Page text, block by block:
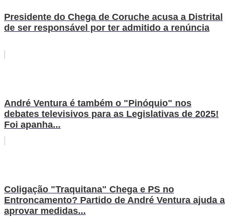
Presidente do Chega de Coruche acusa a Distrital
de ser responsável por ter admitido a renúncia
André Ventura é também o "Pinóquio" nos
debates televisivos para as Legislativas de 2025!
Foi apanha...
Coligação "Traquitana" Chega e PS no
Entroncamento? Partido de André Ventura ajuda a
aprovar medidas...